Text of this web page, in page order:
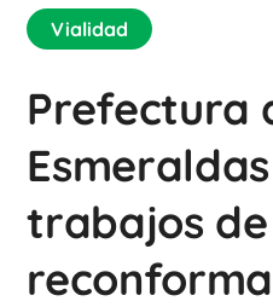
Vialidad
Prefectura
trabajos